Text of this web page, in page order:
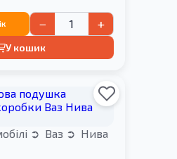
− +
У кошик
Ваз
Нива